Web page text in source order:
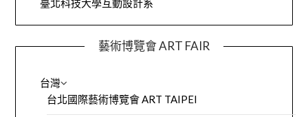
臺北科技大學互動設計系
藝術博覽會 ART FAIR
台灣
台北國際藝術博覽會 ART TAIPEI